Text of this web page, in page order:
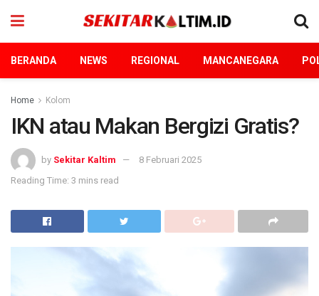
BERANDA NEWS REGIONAL MANCANEGARA
Home Kolom
IKN atau Makan Bergizi Gratis?
by Sekitar Kaltim
8 Februari 2025
Reading Time: 3 mins read